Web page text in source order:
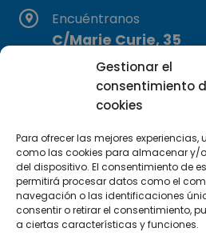
Gestionar el
consentimiento
cookies
Para ofrecer las mejores
como las cookies para almacenar y/
del dispositivo. El consentimiento de
permitirá procesar datos como el
navegación o las identificaciones
consentir o retirar el consentimiento,
a ciertas características y funciones.
Encuéntranos
C/Marie Curie, 35
29590 Campanillas,
Suscríbete a
SUSCRÍBETE